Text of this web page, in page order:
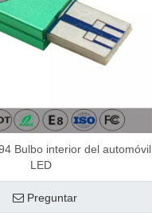
Bulbo interior del automóvil
LED
Preguntar